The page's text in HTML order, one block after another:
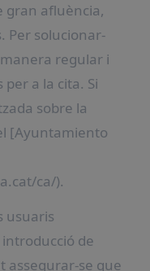
gran afluència,
Per solucionar-
regular i
a la cita. Si
sobre la
[Ayuntamiento
ca/).
usuaris
de
assegurar-se que